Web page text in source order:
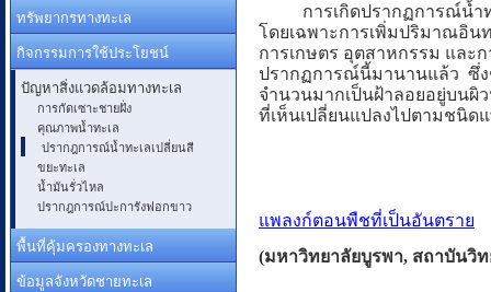
ทรัพยากรทางทะเล
กิจกรรมการใช้ประโยชน์
ปัญหาสิ่งแวดล้อมทางทะเล
การกัดเซาะชายฝั่ง
คุณภาพน้ำทะเล
ปรากฎการณ์น้ำทะเลเปลี่ยนสี
ขยะทะเล
น้ำมันรั่วไหล
ปรากฎการณ์ปะการังฟอกขาว
พื้นที่คุ้มครองทางทะเล
ข้อมูลจังหวัดชายทะเล
การเกิดปรากฏการณ์น้ำทะ
โดยเฉพาะการเพิ่มปริมาณอิน
การเกษตร อุตสาหกรรม และ
ปรากฏการณ์นี้มานานแล้ว ซึ่ง
จำนวนมากเป็นฝ้าลอยอยู่บนผิ
ที่เห็นเปลี่ยนแปลงไปตามชนิด
แพลงก์ตอนพืชที่เป็นอันตราย
(มหาวิทยาลัยบูรพา, สถาบันวิท